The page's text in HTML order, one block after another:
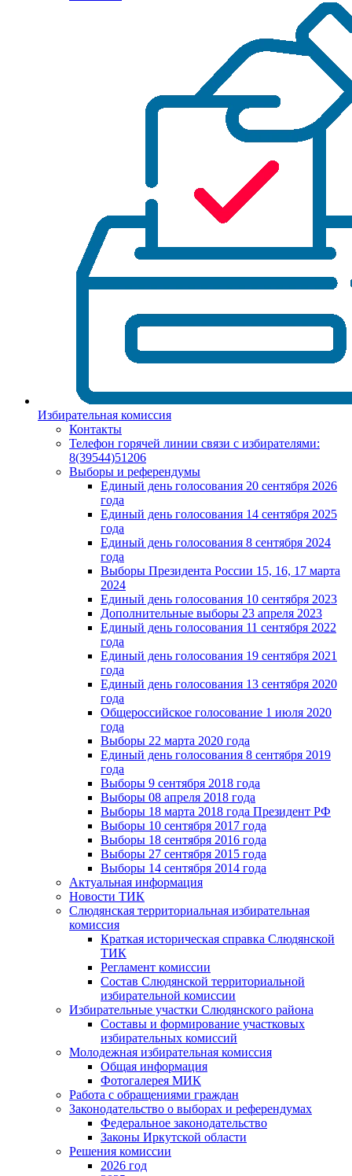
Избирательная комиссия
Контакты
Телефон горячей линии связи с избирателями:
8(39544)51206
Выборы и референдумы
Единый день голосования 20 сентября 2026
года
Единый день голосования 14 сентября 2025
года
Единый день голосования 8 сентября 2024
года
Выборы Президента России 15, 16, 17 марта
2024
Единый день голосования 10 сентября 2023
Дополнительные выборы 23 апреля 2023
Единый день голосования 11 сентября 2022
года
Единый день голосования 19 сентября 2021
года
Единый день голосования 13 сентября 2020
года
Общероссийское голосование 1 июля 2020
года
Выборы 22 марта 2020 года
Единый день голосования 8 сентября 2019
года
Выборы 9 сентября 2018 года
Выборы 08 апреля 2018 года
Выборы 18 марта 2018 года Президент РФ
Выборы 10 сентября 2017 года
Выборы 18 сентября 2016 года
Выборы 27 сентября 2015 года
Выборы 14 сентября 2014 года
Актуальная информация
Новости ТИК
Слюдянская территориальная избирательная
комиссия
Краткая историческая справка Слюдянской
ТИК
Регламент комиссии
Состав Слюдянской территориальной
избирательной комиссии
Избирательные участки Слюдянского района
Составы и формирование участковых
избирательных комиссий
Молодежная избирательная комиссия
Общая информация
Фотогалерея МИК
Работа с обращениями граждан
Законодательство о выборах и референдумах
Федеральное законодательство
Законы Иркутской области
Решения комиссии
2026 год